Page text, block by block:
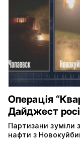
Операція
Дайджест
Партизани зуміли
нафти з